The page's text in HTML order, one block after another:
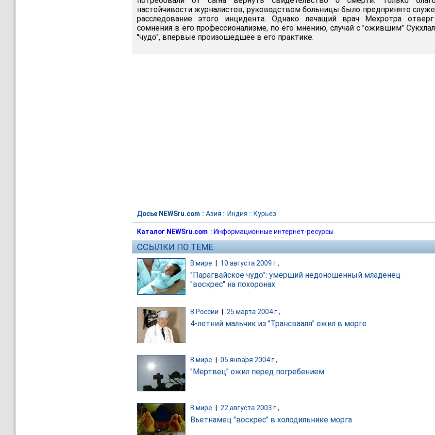
настойчивости журналистов, руководством больницы было предпринято
расследование этого инцидента. Однако лечащий врач Мехротра
сомнения в его профессионализме, по его мнению, случай с "ожившим"
"чудо", впервые произошедшее в его практике.
Досье NEWSru.com :: Азия :: Индия :: Курьез
Каталог NEWSru.com :: Информационные интернет-ресурсы
ССЫЛКИ ПО ТЕМЕ
В мире 10 августа 2009 г.,
"Парагвайское чудо": умерший недоношенный младенец
"воскрес" на похоронах
В России 25 марта 2004 г.,
4-летний мальчик из "Трансвааля" ожил в морге
В мире 05 января 2004 г.,
"Мертвец" ожил перед погребением
В мире 22 августа 2003 г.,
Вьетнамец "воскрес" в холодильнике морга